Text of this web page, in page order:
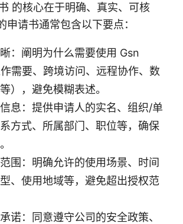
的核心在于明确、真实、可核
申请书通常包含以下要点：
：阐明为什么需要使用 Gsn
需要、跨境访问、远程协作、数
），避免模糊表述。
息：提供申请人的实名、组织/单
方式、所属部门、职位等，确保
围：明确允许的使用场景、时间
、使用地域等，避免超出授权范
诺：同意遵守公司的安全政策、